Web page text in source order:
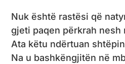
Nuk është rastësi që
gjeti paqen përkrah nesh
Ata këtu ndërtuan
Na u bashkëngjitën në